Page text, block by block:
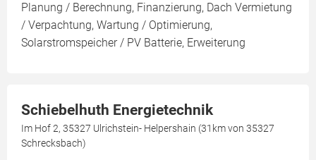
Planung / Berechnung, Finanzierung, Dach Vermietung
/ Verpachtung, Wartung / Optimierung,
Solarstromspeicher / PV Batterie, Erweiterung
Schiebelhuth Energietechnik
Im Hof 2, 35327 Ulrichstein- Helpershain (31km von 35327
Schrecksbach)